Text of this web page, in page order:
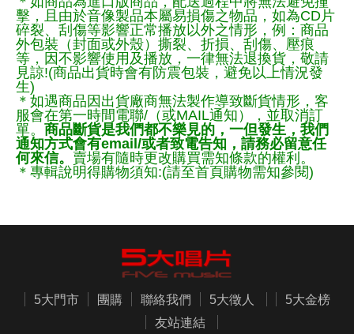
擊，且由於音像製品本屬易損傷之物品，如為CD片
碎裂、刮傷等影響正常播放以外之情形，例：商品
外包裝（封面或外殼）撕裂、折損、刮傷、壓痕
等，因不影響使用及播放，一律無法退換貨，敬請
見諒!(商品出貨時會有防震包裝，避免以上情況發
生)
＊如遇商品因出貨廠商無法製作導致斷貨情形，客
服會在第一時間電聯/（或MAIL通知），並取消訂
單。 商品斷貨是我們都不樂見的，一但發生，我們
通知方式會有email/或者致電告知，請務必留意任
何來信。 賣場有隨時更改購買需知條款的權利。
＊專輯說明得購物須知:(請至首頁購物需知參閱)
5大門市 團購 聯絡我們 5大徵人
5大金榜
友站連結